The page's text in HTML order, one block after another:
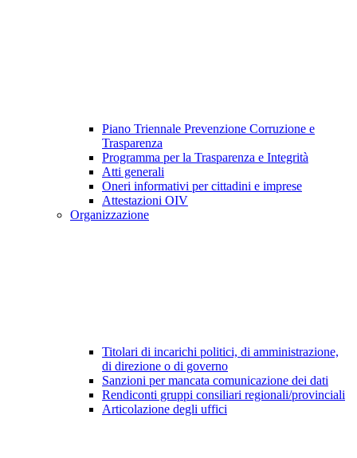
Piano Triennale Prevenzione Corruzione e
Trasparenza
Programma per la Trasparenza e Integrità
Atti generali
Oneri informativi per cittadini e imprese
Attestazioni OIV
Organizzazione
Titolari di incarichi politici, di amministrazione,
di direzione o di governo
Sanzioni per mancata comunicazione dei dati
Rendiconti gruppi consiliari regionali/provinciali
Articolazione degli uffici